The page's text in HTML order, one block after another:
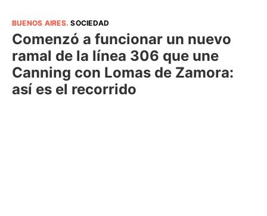
BUENOS AIRES.SOCIEDAD
Comenzó a funcionar un nuevo
ramal de la línea 306 que une
Canning con Lomas de Zamora:
así es el recorrido